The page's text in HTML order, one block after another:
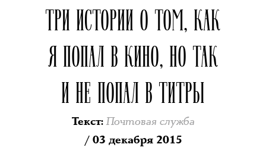
ТРИ ИСТОРИИ О ТОМ, КАК
Я ПОПАЛ В КИНО, НО ТАК
И НЕ ПОПАЛ В ТИТРЫ
Текст: Почтовая служба
/ 03 декабря 2015